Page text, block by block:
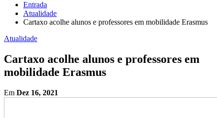
Entrada
Atualidade
Cartaxo acolhe alunos e professores em mobilidade Erasmus
Atualidade
Cartaxo acolhe alunos e professores em
mobilidade Erasmus
Em Dez 16, 2021